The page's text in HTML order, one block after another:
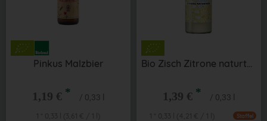
Pinkus Malzbier
1,19 € * / 0,33 l
Bio Zisch Zitrone naturtrüb 0,33 l
1,39 € * / 0,33 l
Staffel